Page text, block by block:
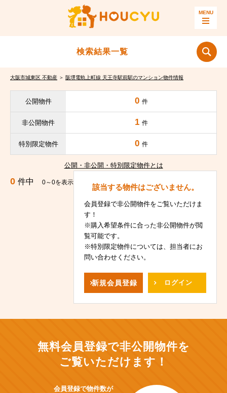
検索結果一覧
大阪市城東区 不動産 ＞ 阪堺電軌上町線 天王寺駅前駅のマンション物件情報
公開物件 0 件
非公開物件 1 件
特別限定物件 0 件
公開・非公開・特別限定物件とは
0 件中 0～0を表示
該当する物件はございません。
会員登録で非公開物件をご覧いただけま
す！
※購入希望条件に合った非公開物件が閲
覧可能です。
※特別限定物件については、担当者にお
問い合わせください。
新規会員登録 ログイン
無料会員登録で非公開物件を
ご覧いただけます！
会員登録で物件数が